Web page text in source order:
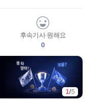
후속기사 원해요
0
1/5